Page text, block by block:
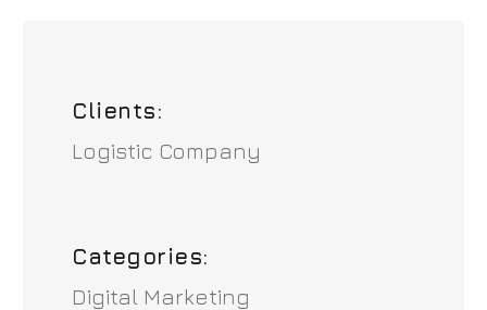
Clients:
Logistic Company
Categories:
Digital Marketing